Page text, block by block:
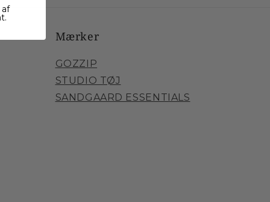
Mærker
GOZZIP
STUDIO TØJ
SANDGAARD ​​ESSENTIALS
af